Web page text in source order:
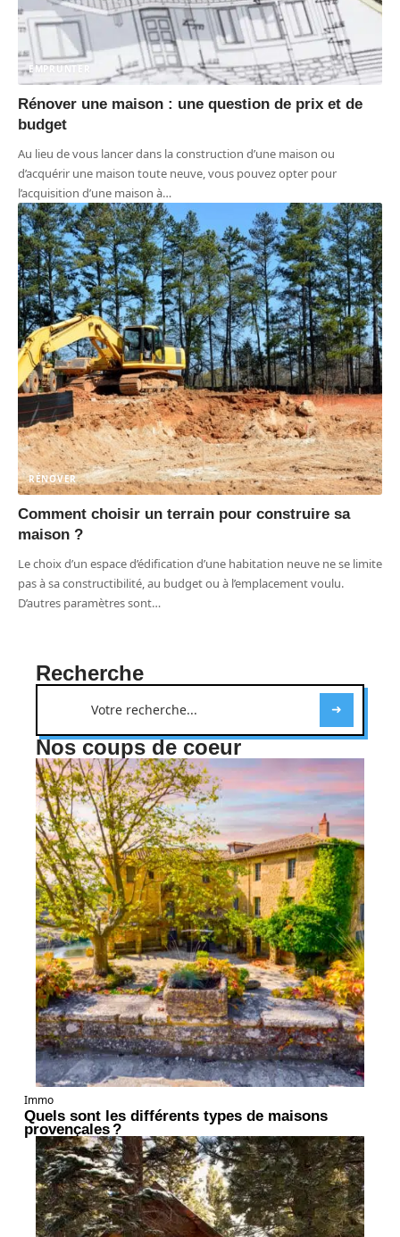
EMPRUNTER
Rénover une maison : une question de prix et de
budget
Au lieu de vous lancer dans la construction d’une maison ou
d’acquérir une maison toute neuve, vous pouvez opter pour
l’acquisition d’une maison à…
RÉNOVER
Comment choisir un terrain pour construire sa
maison ?
Le choix d’un espace d’édification d’une habitation neuve ne se limite
pas à sa constructibilité, au budget ou à l’emplacement voulu.
D’autres paramètres sont…
Recherche
Nos coups de coeur
Immo
Quels sont les différents types de maisons
provençales ?